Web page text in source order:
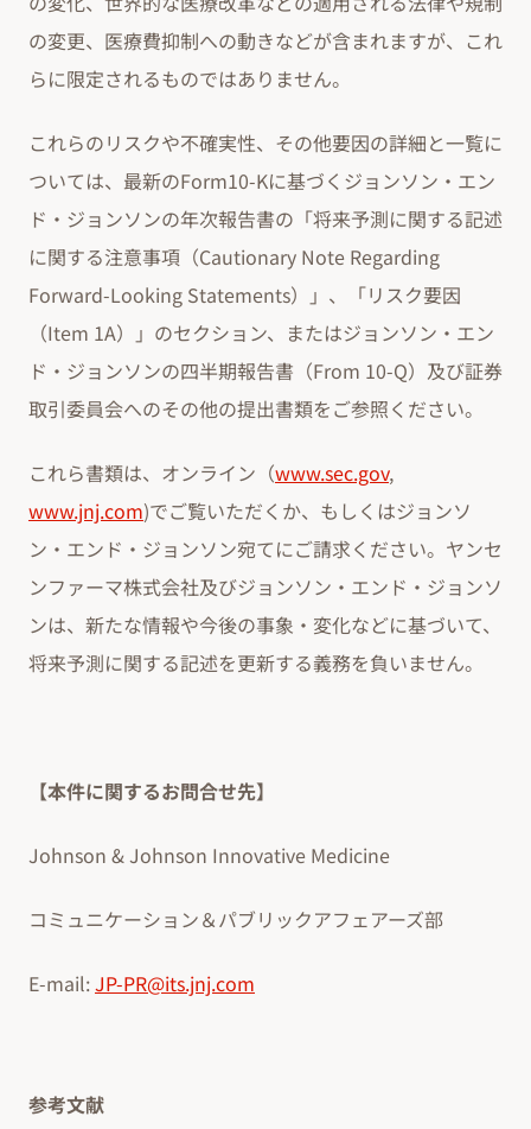
の変更、医療費抑制への動きなどが含まれますが、これ
らに限定されるものではありません。
これらのリスクや不確実性、その他要因の詳細と一覧に
ついては、最新のForm10-Kに基づくジョンソン・エン
ド・ジョンソンの年次報告書の「将来予測に関する記述
に関する注意事項（Cautionary Note Regarding
Forward-Looking Statements）」、「リスク要因
（Item 1A）」のセクション、またはジョンソン・エン
ド・ジョンソンの四半期報告書（From 10-Q）及び証券
取引委員会へのその他の提出書類をご参照ください。
これら書類は、オンライン（www.sec.gov,
www.jnj.com)でご覧いただくか、もしくはジョンソ
ン・エンド・ジョンソン宛てにご請求ください。ヤンセ
ンファーマ株式会社及びジョンソン・エンド・ジョンソ
ンは、新たな情報や今後の事象・変化などに基づいて、
将来予測に関する記述を更新する義務を負いません。
【本件に関するお問合せ先】
Johnson & Johnson Innovative Medicine
コミュニケーション＆パブリックアフェアーズ部
E-mail:JP-PR@its.jnj.com
参考文献